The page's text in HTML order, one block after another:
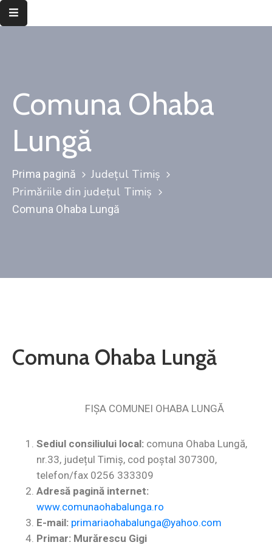
Informații
de
public
decizională
Integritate
Local
Comuna Ohaba
Lungă
Prima pagină
Județul Timiș
Primăriile din județul Timiș
Comuna Ohaba Lungă
Comuna Ohaba Lungă
FIŞA COMUNEI OHABA LUNGĂ
Sediul consiliului local: comuna Ohaba Lungă,
nr.33, județul Timiș, cod poştal 307300,
telefon/fax 0256 333309
Adresă pagină internet:
www.comunaohabalunga.ro
E-mail: primariaohabalunga@yahoo.com
Primar: Murărescu Gigi